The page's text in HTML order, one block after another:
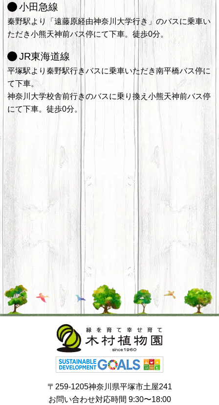
小田急線
秦野駅より「遠藤原経由神奈川大学行き」のバスに乗車い
ただき小熊天神前バス停にて下車。徒歩0分。
JR東海道線
平塚駅より秦野駅行きバスに乗車いただき南平橋バス停に
て下車。
神奈川大学校舎前行きのバスに乗り換え小熊天神前バス停
にて下車。徒歩0分。
〒259-1205神奈川県平塚市土屋241
お問い合わせ対応時間 9:30〜18:00